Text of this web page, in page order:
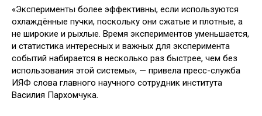
«Эксперименты более эффективны, если используются
охлаждённые пучки, поскольку они сжатые и плотные, а
не широкие и рыхлые. Время экспериментов уменьшается,
и статистика интересных и важных для эксперимента
событий набирается в несколько раз быстрее, чем без
использования этой системы», — привела пресс-служба
ИЯФ слова главного научного сотрудник института
Василия Пархомчука.